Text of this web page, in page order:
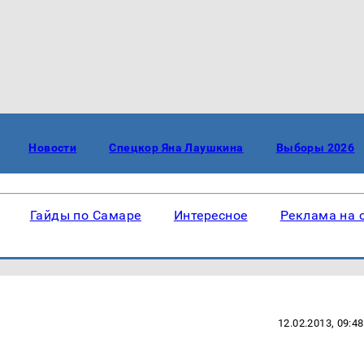
Новости Спецкор Яна Лаушкина Выборы 2026
Гайды по Самаре Интересное Реклама на
12.02.2013, 09:48